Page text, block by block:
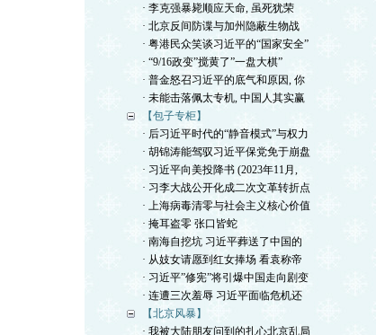
· 李克强暴毙顺应天命, 虽死犹荣
· 北京反间防谍与加州隐蔽生物战
· 粤港民众笑谈习近平的“国家安全”
· “9/16政变”搅黄了”一盘大棋”
· 普金怒召习近平的底气和原因, 你
· 未能击落佩太专机, 中国人其实赢
【包子专柜】
· 后习近平时代的“静音模式”与权力
· 胡锦涛能驾驭习近平保党免于崩盘
· 习近平向美投降书 (2023年11月,
· 习李大战公开化成二次文革转折点
· 上海病毒清零与社会主义核心价值
· 掩耳盗零 张口皆蛇
· 南海自挖坑 习近平葬送了中国的
· 从妓女请愿到红女捧场 看袁称帝
· 习近平”修宪”将引爆中国走向剧变
· 连遭三次羞辱 习近平面临危机还
【北京风暴】
· 我被大陆朋友问到的扎心北京乱局